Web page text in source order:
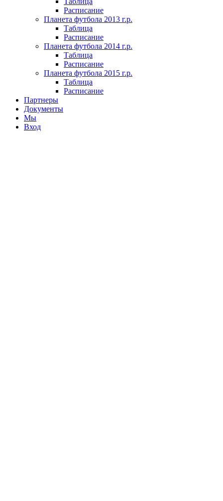
Расписание
Планета футбола 2013 г.р.
Таблица
Расписание
Планета футбола 2014 г.р.
Таблица
Расписание
Планета футбола 2015 г.р.
Таблица
Расписание
Партнеры
Документы
Мы
Вход